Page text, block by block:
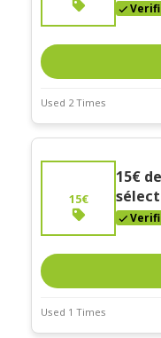
Used 2 Times
Deal Stats
Expires:
Coupon
15€
15€
Used 1 Times